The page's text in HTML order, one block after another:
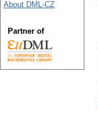
About DML-CZ
Partner of